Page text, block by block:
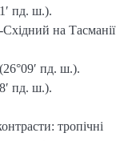
пд. ш.).
на Тасманії
пд. ш.).
пд. ш.).
тропічні